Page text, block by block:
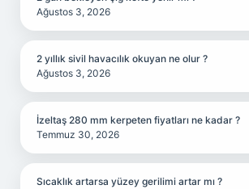
Ağustos 3, 2026
2 yıllık sivil havacılık okuyan ne olur ?
Ağustos 3, 2026
İzeltaş 280 mm kerpeten fiyatları ne kadar ?
Temmuz 30, 2026
Sıcaklık artarsa yüzey gerilimi artar mı ?